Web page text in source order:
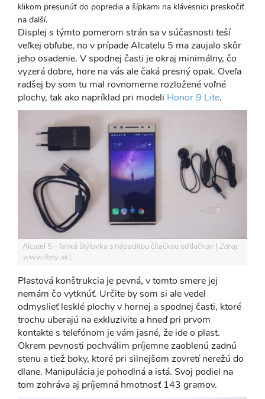
klikom presunúť do popredia a šípkami na klávesnici preskočiť
na ďalší.
Displej s týmto pomerom strán sa v súčasnosti teší
veľkej obľube, no v prípade Alcatelu 5 ma zaujalo skôr
jeho osadenie. V spodnej časti je okraj minimálny, čo
vyzerá dobre, hore na vás ale čaká presný opak. Oveľa
radšej by som tu mal rovnomerne rozložené voľné
plochy, tak ako napríklad pri modeli Honor 9 Lite.
Alcatel 5 - ľahká štýlovka s nápaditou čítačkou odtlačkov Zdroj:
www.fony.sk
Plastová konštrukcia je pevná, v tomto smere jej
nemám čo vytknúť. Určite by som si ale vedel
odmyslieť lesklé plochy v hornej a spodnej časti, ktoré
trochu uberajú na exkluzivite a hneď pri prvom
kontakte s telefónom je vám jasné, že ide o plast.
Okrem pevnosti pochválim príjemne zaoblenú zadnú
stenu a tiež boky, ktoré pri silnejšom zovretí nerežú do
dlane. Manipulácia je pohodlná a istá. Svoj podiel na
tom zohráva aj príjemná hmotnosť 143 gramov.